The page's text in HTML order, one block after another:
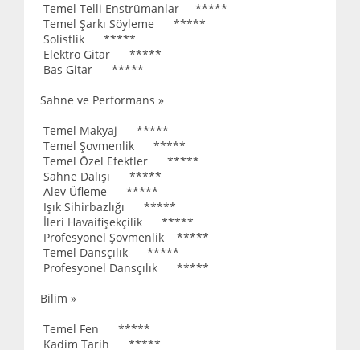
Temel Telli Enstrümanlar *****
Temel Şarkı Söyleme *****
Solistlik *****
Elektro Gitar *****
Bas Gitar *****
Sahne ve Performans »
Temel Makyaj *****
Temel Şovmenlik *****
Temel Özel Efektler *****
Sahne Dalışı *****
Alev Üfleme *****
Işık Sihirbazlığı *****
İleri Havaifişekçilik *****
Profesyonel Şovmenlik *****
Temel Dansçılık *****
Profesyonel Dansçılık *****
Bilim »
Temel Fen *****
Kadim Tarih *****